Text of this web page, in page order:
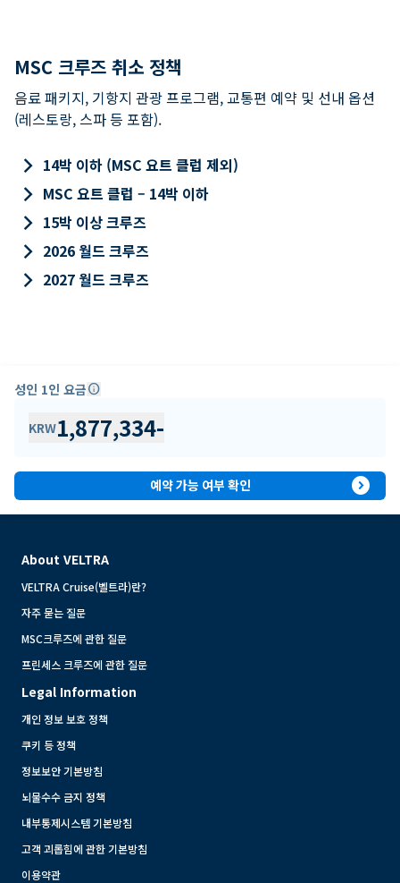
MSC 크루즈 취소 정책
음료 패키지, 기항지 관광 프로그램, 교통편 예약 및 선내 옵션
(레스토랑, 스파 등 포함).
keyboard_arrow_right 14박 이하 (MSC 요트 클럽 제외)
keyboard_arrow_right MSC 요트 클럽 – 14박 이하
keyboard_arrow_right 15박 이상 크루즈
keyboard_arrow_right 2026 월드 크루즈
keyboard_arrow_right 2027 월드 크루즈
성인 1인 요금info
KRW1,877,334-
예약 가능 여부 확인 expand_circle_right
About VELTRA
VELTRA Cruise(벨트라)란?
자주 묻는 질문
MSC크루즈에 관한 질문
프린세스 크루즈에 관한 질문
Legal Information
개인 정보 보호 정책
쿠키 등 정책
정보보안 기본방침
뇌물수수 금지 정책
내부통제시스템 기본방침
고객 괴롭힘에 관한 기본방침
이용약관